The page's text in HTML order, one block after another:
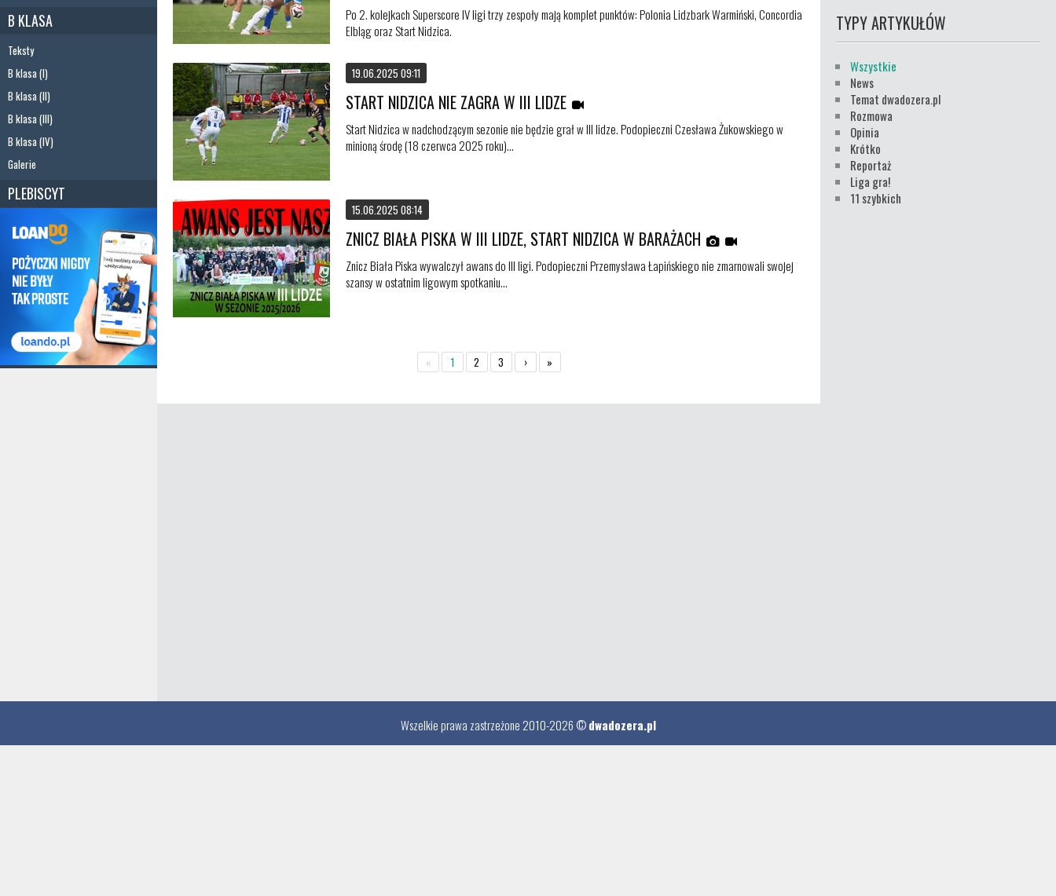
B KLASA
Teksty
B klasa (I)
B klasa (II)
B klasa (III)
B klasa (IV)
Galerie
PLEBISCYT
Po 2. kolejkach Superscore IV ligi trzy zespoły mają komplet punktów: Polonia Lidzbark Warmiński, Concordia
Elbląg oraz Start Nidzica.
19.06.2025 09:11
START NIDZICA NIE ZAGRA W III LIDZE
Start Nidzica w nadchodzącym sezonie nie będzie grał w III lidze. Podopieczni Czesława Żukowskiego w
minioną środę (18 czerwca 2025 roku)...
15.06.2025 08:14
ZNICZ BIAŁA PISKA W III LIDZE, START NIDZICA W BARAŻACH
Znicz Biała Piska wywalczył awans do III ligi. Podopieczni Przemysława Łapińskiego nie zmarnowali swojej
szansy w ostatnim ligowym spotkaniu...
« 1 2 3 › »
TYPY ARTYKUŁÓW
Wszystkie
News
Temat dwadozera.pl
Rozmowa
Opinia
Krótko
Reportaż
Liga gra!
11 szybkich
Wszelkie prawa zastrzeżone 2010-2026 ©dwadozera.pl